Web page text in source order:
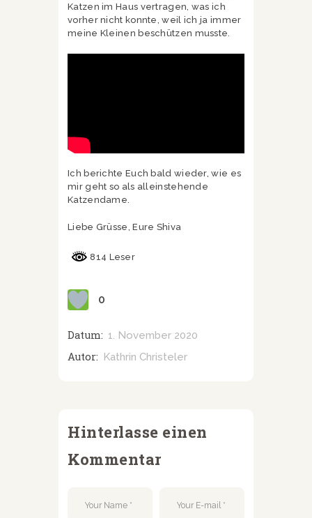
Katzen im Haus vertragen, was ich
vorher nicht konnte, weil ich ja immer
meine Kleinen beschützen musste.
Ich berichte Euch bald wieder, wie es
mir geht so als alleinstehende
Katzendame.
Liebe Grüsse, Eure Shiva
814 Leser
0
Datum: 1. November 2020
Autor: Kathrin Christeler
Hinterlasse einen
Kommentar